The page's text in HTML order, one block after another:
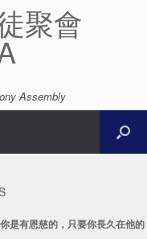
聚會
Assembly
是有恩慈的，只要你長久在他的